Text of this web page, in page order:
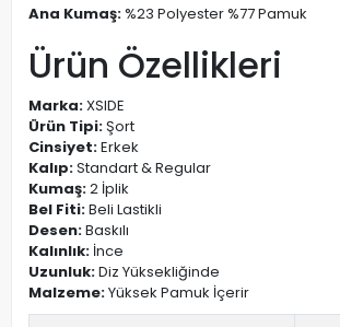
Ana Kumaş: %23 Polyester %77 Pamuk
Ürün Özellikleri
Marka:XSIDE
Ürün Tipi:Şort
Cinsiyet:Erkek
Kalıp:Standart & Regular
Kumaş:2 İplik
Bel Fiti:Beli Lastikli
Desen:Baskılı
Kalınlık: İnce
Uzunluk:Diz Yüksekliğinde
Malzeme:Yüksek Pamuk İçerir